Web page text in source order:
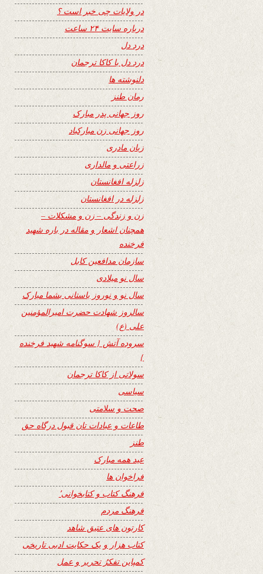
در ولایات چی خبر است ؟
درباره سایت ۲۴ ساعت
درد دل
درد دل با کاکا ترجمان
دلنوشته ها
رمان طنز
روز جهانی پدر مبارک
روز جهانی زن مبارکباد
زبان مادری
زراعتی و مالداری
زلزله افغانستان
زلزله در افغانستان
زن و زندگی – زن و مشکلات –
همچنان اشعار و مقاله در باره شهید
فرخنده
سازمان مدافعین کابل
سال نو میلادی
سال نو و نوروز باستانی بشما مبارک
سالروز شهادت حضرت امیرالمؤمنین
علی (ع)
سروده آتش { سوگنامه شهید فرخنده
}
سولاتی از کاکا ترجمان
سیاسی
صحت و سلامتی
طاعات و عبادات تان قبول درگاه حق
طنز
عید همه مبارک
فراخوان ها
فرهنگ کتاب و کتابخوانی٬
فرهنگ مردم
کارتون های عتیق شاهد
کتاب هزار و یک حکایت ادبی تاریخی
کمپاین تفکرُ تحریر و عمل